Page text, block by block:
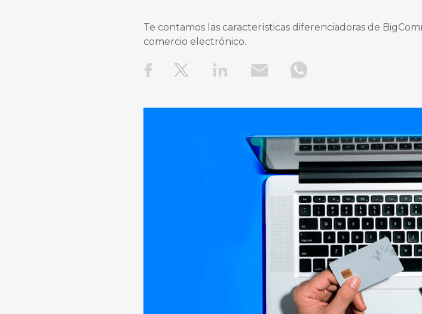
Te contamos las características diferenciadoras de
comercio electrónico.